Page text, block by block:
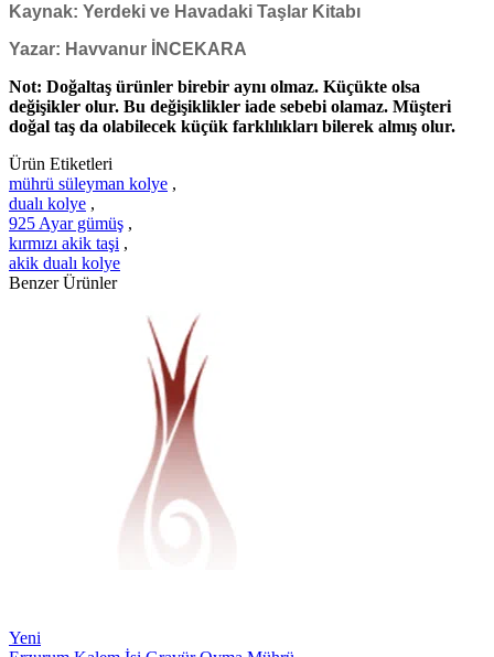
Kaynak: Yerdeki ve Havadaki Taşlar Kitabı
Yazar: Havvanur İNCEKARA
Not: Doğaltaş ürünler birebir aynı olmaz. Küçükte olsa
değişikler olur. Bu değişiklikler iade sebebi olamaz. Müşteri
doğal taş da olabilecek küçük farklılıkları bilerek almış olur.
Ürün Etiketleri
mührü süleyman kolye ,
dualı kolye ,
925 Ayar gümüş ,
kırmızı akik taşi ,
akik dualı kolye
Benzer Ürünler
Yeni